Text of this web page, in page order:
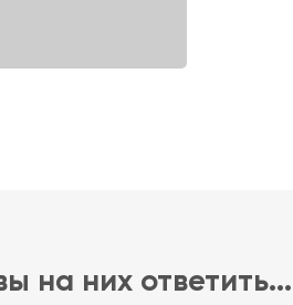
на них ответить...